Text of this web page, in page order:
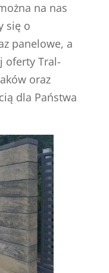
na nas
się o
panelowe, a
oferty Tral-
oraz
dla Państwa